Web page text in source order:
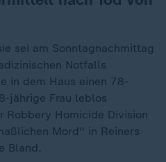
sei am Sonntagnachmittag
Notfalls
in dem Haus einen 78-
jährige Frau leblos
Robbery Homicide Division
Mord" in Reiners
Bland.